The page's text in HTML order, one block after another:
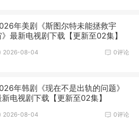
年美剧《斯图尔特未能拯救宇
》最新电视剧下载【更新至02集】
0评论
2026-08-04
年韩剧《现在不是出轨的问题》
新电视剧下载【更新至02集】
0评论
2026-08-04